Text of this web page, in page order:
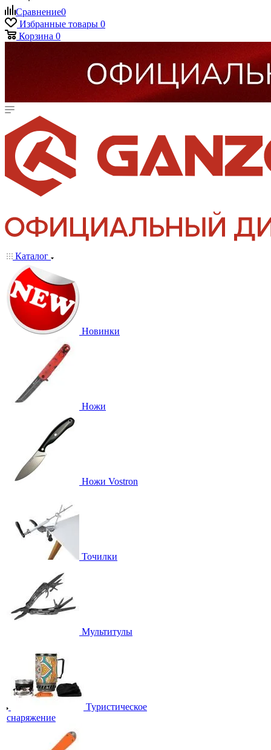
Сравнение0
Избранные товары 0
Корзина 0
Каталог
Новинки
Ножи
Ножи Vostron
Точилки
Мультитулы
Туристическое
снаряжение